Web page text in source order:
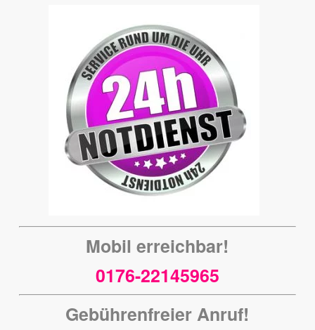
Mobil erreichbar!
0176-22145965
Gebührenfreier Anruf!